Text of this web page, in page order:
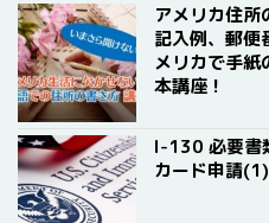
アメリカ住所
記入例、郵便
メリカで手紙
本講座！
I-130 必要書
カード申請(1)